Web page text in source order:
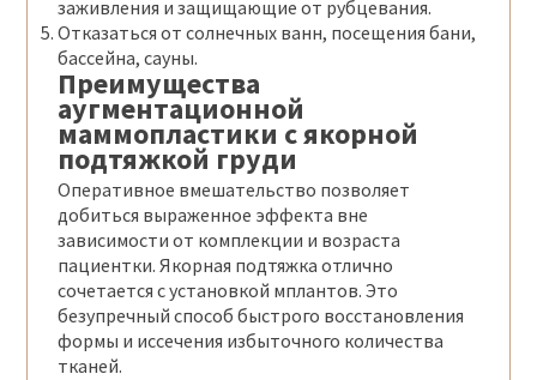
заживления и защищающие от рубцевания.
Отказаться от солнечных ванн, посещения бани,
бассейна, сауны.
Преимущества
аугментационной
маммопластики с якорной
подтяжкой груди
Оперативное вмешательство позволяет
добиться выраженное эффекта вне
зависимости от комплекции и возраста
пациентки. Якорная подтяжка отлично
сочетается с установкой мплантов. Это
безупречный способ быстрого восстановления
формы и иссечения избыточного количества
тканей.